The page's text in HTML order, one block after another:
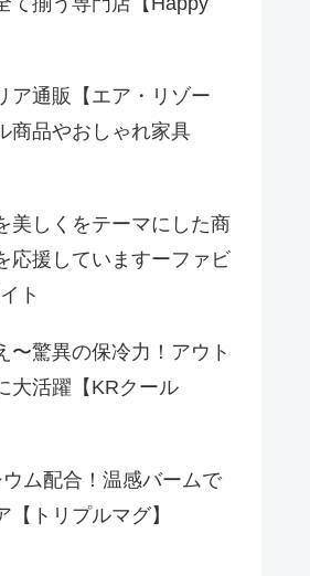
ア通販【エア・リゾー
商品やおしゃれ家具
美しくをテーマにした商
応援していますーファビ
ト
〜驚異の保冷力！アウト
大活躍【KRクール
ム配合！温感バームで
【トリプルマグ】